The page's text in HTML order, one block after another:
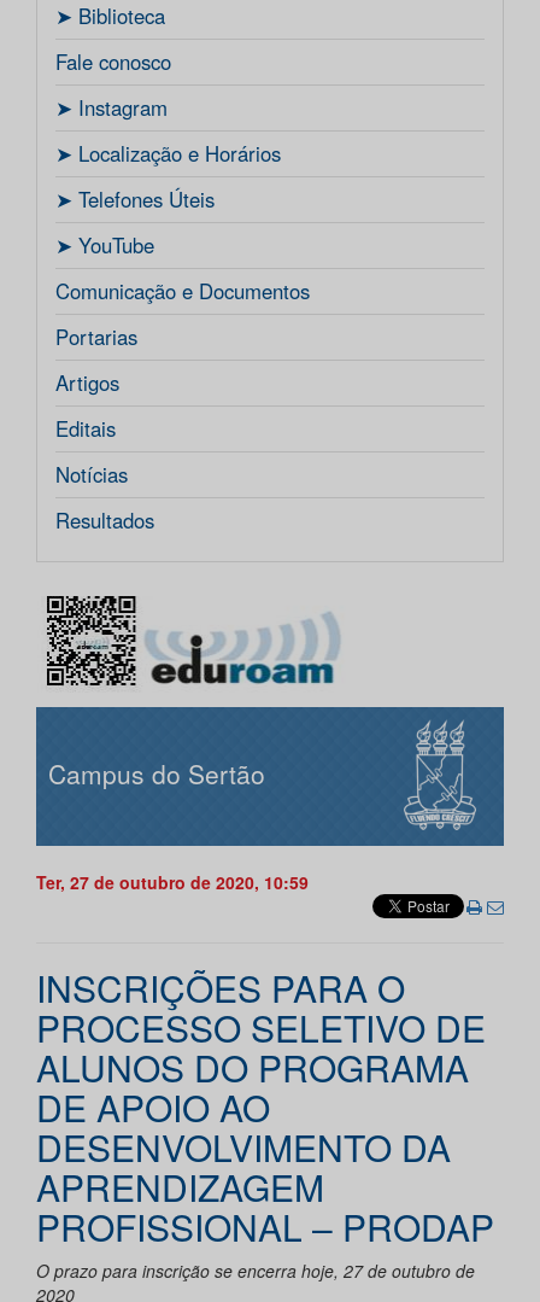
ㅤ➤ Biblioteca
Fale conosco
ㅤ➤ Instagram
ㅤ➤ Localização e Horários
ㅤ➤ Telefones Úteis
ㅤ➤ YouTube
Comunicação e Documentos
Portarias
Artigos
Editais
Notícias
Resultados
Campus do Sertão
Ter, 27 de outubro de 2020, 10:59
INSCRIÇÕES PARA O
PROCESSO SELETIVO DE
ALUNOS DO PROGRAMA
DE APOIO AO
DESENVOLVIMENTO DA
APRENDIZAGEM
PROFISSIONAL – PRODAP
O prazo para inscrição se encerra hoje, 27 de outubro de
2020